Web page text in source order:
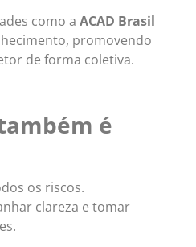
como a ACAD Brasil
promovendo
de forma coletiva.
é
os riscos.
clareza e tomar